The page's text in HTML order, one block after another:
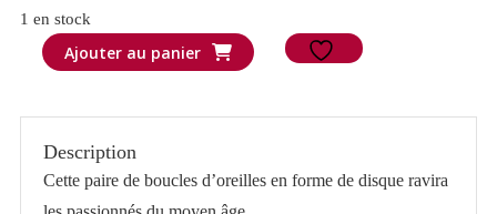
1 en stock
quantité
"disque"
Ajouter au panier
Description
Cette paire de boucles d’oreilles en forme de disque ravira